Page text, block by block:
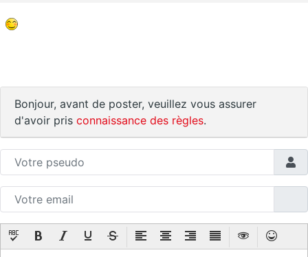
Bonjour, avant de poster, veuillez vous assurer
d'avoir pris connaissance des règles.